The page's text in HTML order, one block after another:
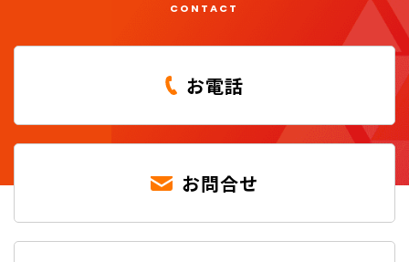
CONTACT
お電話
お問合せ